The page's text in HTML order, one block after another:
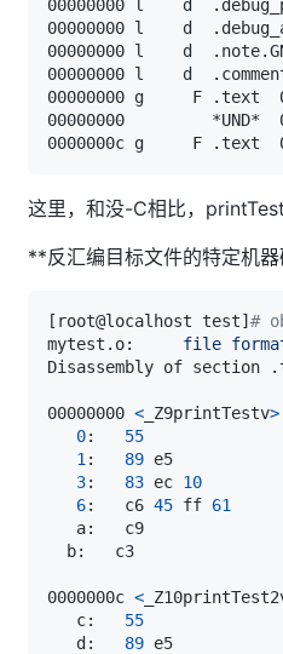
00000000 g     F .text
0000000c g     F .text
这里，和没-C相比，
**反汇编目标文件的特定机
[ root@localhost test] #
mytest.o: file
00000000 < _Z9printTestv>
0: 55
1 : 89
3: 83 ec 10
6:   c6 45 ff 61
0000000c <
   c:
55
   d:
89